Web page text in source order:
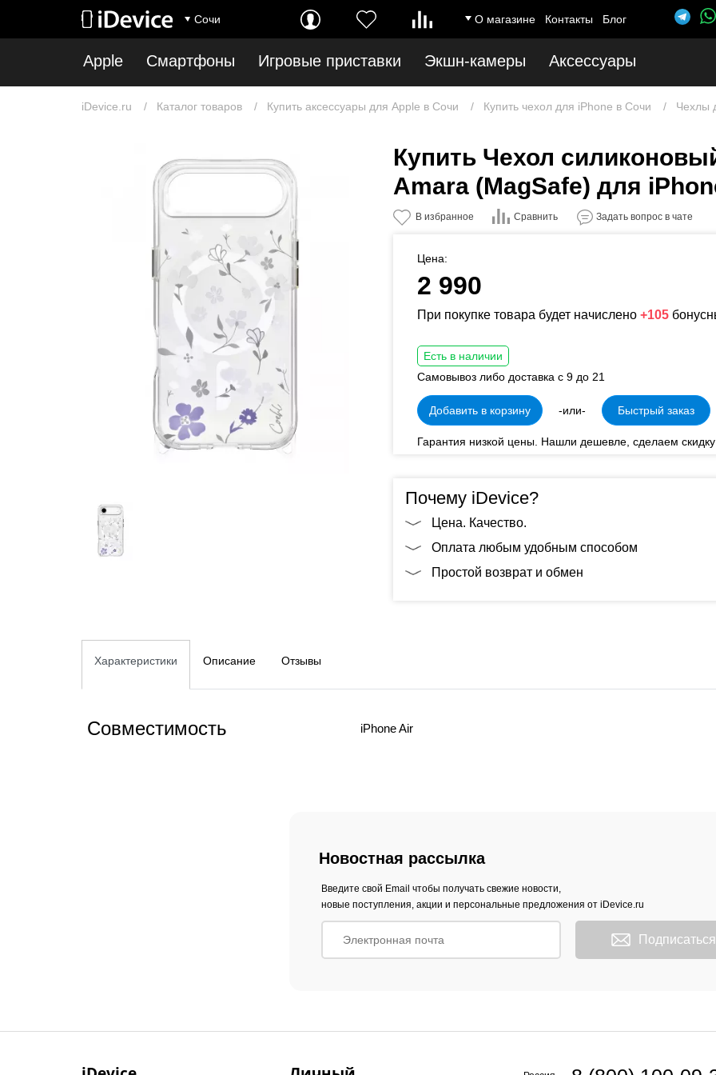
Сочи О магазине Контакты Блог
Apple Смартфоны Игровые приставки Экшн-камеры Аксессуары
iDevice.ru Каталог товаров Купить аксессуары для Apple в Сочи Купить чехол для iPhone в Сочи Чехлы
Купить Чехол
Amara (MagSafe) для
В избранное Сравнить Задать вопрос в чате
Цена:
2 990
При покупке товара будет начислено +105
Есть в наличии
Самовывоз либо доставка с 9 до 21
Добавить в корзину -или- Быстрый заказ
Гарантия низкой цены. Нашли дешевле, сделаем
Почему iDevice?
Цена. Качество.
Оплата любым удобным способом
Простой возврат и обмен
Описание
Характеристики Отзывы
Совместимость iPhone Air
Новостная рассылка
Введите свой Email чтобы получать свежие новости,
новые поступления, акции и персональные предложения от iDevice.ru
Подписаться